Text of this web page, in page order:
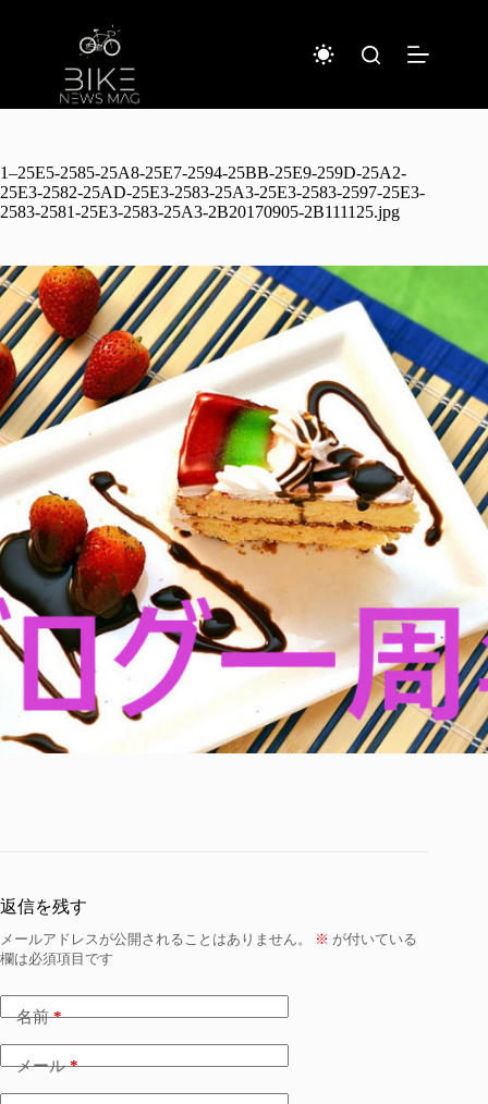
キ
ッ
プ
1–25E5-2585-25A8-25E7-2594-25BB-25E9-259D-25A2-
25E3-2582-25AD-25E3-2583-25A3-25E3-2583-2597-25E3-
2583-2581-25E3-2583-25A3-2B20170905-2B111125.jpg
返信を残す
メールアドレスが公開されることはありません。 ※ が付いている
欄は必須項目です
名前*
メール*